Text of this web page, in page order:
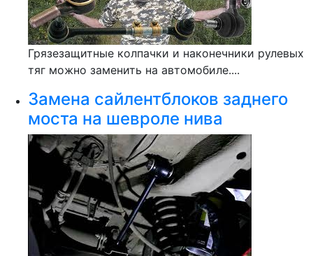
Грязезащитные колпачки и наконечники рулевых
тяг можно заменить на автомобиле....
Замена сайлентблоков заднего
моста на шевроле нива